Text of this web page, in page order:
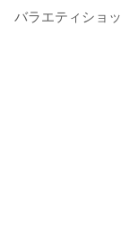
バラエティショ